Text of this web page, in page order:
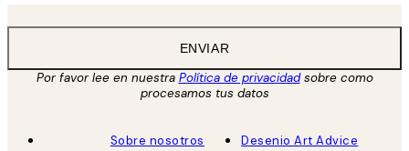
ENVIAR
Por favor lee en nuestra Política de privacidadsobre como
procesamos tus datos
Sobre nosotros
Desenio Art Advice